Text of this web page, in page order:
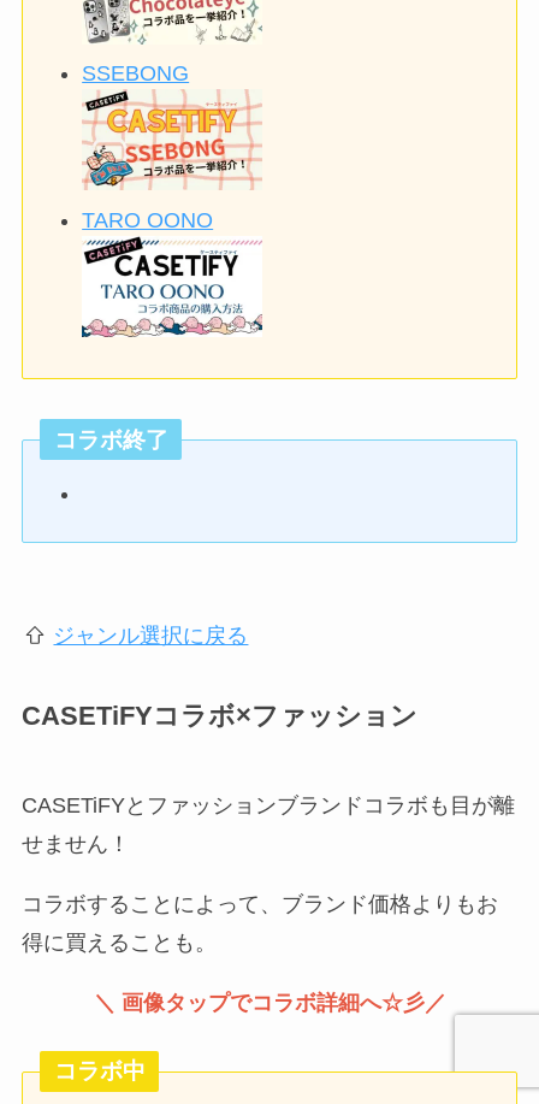
SSEBONG
TARO OONO
コラボ終了
ジャンル選択に戻る
CASETiFYコラボ×ファッション
CASETiFYとファッションブランドコラボも目が離
せません！
コラボすることによって、ブランド価格よりもお
得に買えることも。
＼ 画像タップでコラボ詳細へ☆彡／
コラボ中